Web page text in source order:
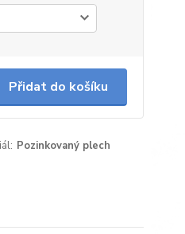
Přidat do košíku
Pozinkovaný plech